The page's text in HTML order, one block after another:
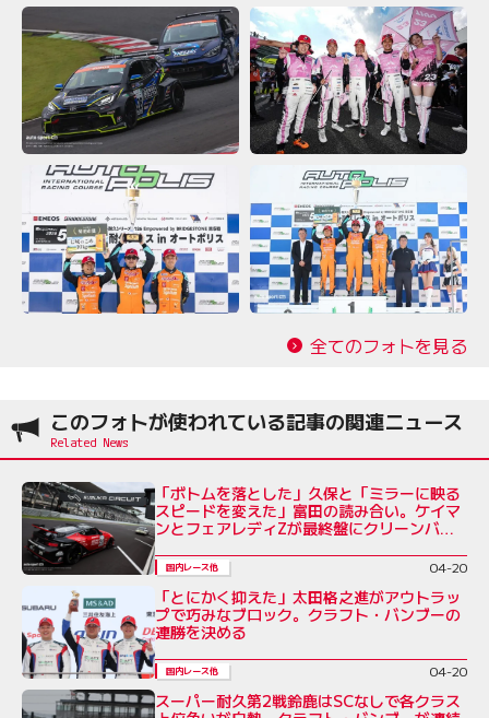
全てのフォトを見る
このフォトが使われている記事の関連ニュース
「ボトムを落とした」久保と「ミラーに映る
スピードを変えた」富田の読み合い。ケイマ
ンとフェアレディZが最終盤にクリーンバト
国内レース他 04-20
「とにかく抑えた」太田格之進がアウトラッ
プで巧みなブロック。クラフト・バンブーの
連勝を決める
国内レース他 04-20
スーパー耐久第2戦鈴鹿はSCなしで各クラス